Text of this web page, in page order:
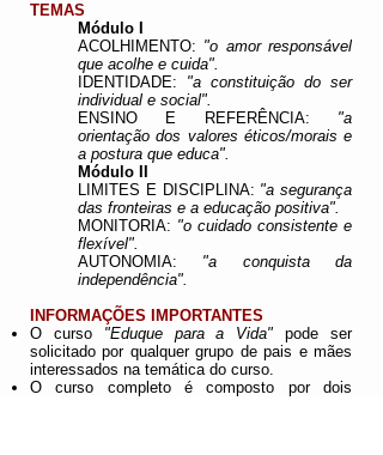
TEMAS
Módulo I
ACOLHIMENTO: "o amor responsável
que acolhe e cuida".
IDENTIDADE: "a constituição do ser
individual e social".
ENSINO E REFERÊNCIA: "a
orientação dos valores éticos/morais e
a postura que educa".
Módulo II
LIMITES E DISCIPLINA: "a segurança
das fronteiras e a educação positiva".
MONITORIA: "o cuidado consistente e
flexível".
AUTONOMIA: "a conquista da
independência".
INFORMAÇÕES IMPORTANTES
O curso "Eduque para a Vida"pode ser
solicitado por qualquer grupo de pais e mães
interessados na temática do curso.
O curso completo é composto por dois